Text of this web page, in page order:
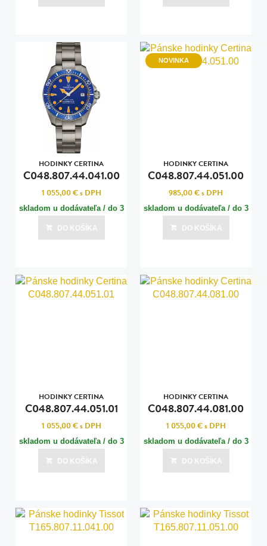
Posledná aktualizácia dnes o 08:00 Posledná aktualizácia dnes o 08:00
HODINKY CERTINA
C048.807.44.041.00
1 055,00 €s DPH
skladom u dodávateľa / do 3
dní
Posledná aktualizácia dnes o 08:00
DO KOŠÍKA
NOVINKA
HODINKY CERTINA
C048.807.44.051.00
985,00 €s DPH
skladom u dodávateľa / do 3
dní
Posledná aktualizácia dnes o 08:00
DO KOŠÍKA
HODINKY CERTINA
C048.807.44.051.01
1 055,00 €s DPH
skladom u dodávateľa / do 3
dní
Posledná aktualizácia dnes o 08:00
DO KOŠÍKA
HODINKY CERTINA
C048.807.44.081.00
1 055,00 €s DPH
skladom u dodávateľa / do 3
dní
Posledná aktualizácia dnes o 08:00
DO KOŠÍKA